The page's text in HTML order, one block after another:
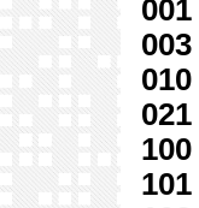
001
003
010
021
100
101